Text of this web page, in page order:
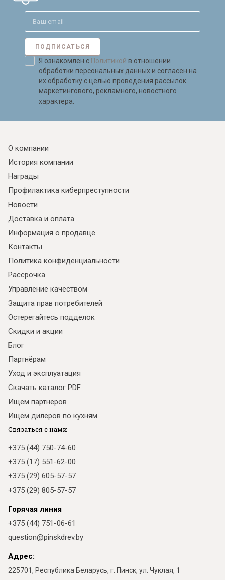
ПОДПИСАТЬСЯ
Я ознакомлен с Политикой в отношении
обработки персональных данных и согласен на
их обработку с целью проведения рассылок
маркетингового, рекламного, новостного
характера.
О компании
История компании
Награды
Профилактика киберпреступности
Новости
Доставка и оплата
Информация о продавце
Контакты
Политика конфиденциальности
Рассрочка
Управление качеством
Защита прав потребителей
Остерегайтесь подделок
Скидки и акции
Блог
Партнёрам
Уход и эксплуатация
Скачать каталог PDF
Ищем партнеров
Ищем дилеров по кухням
Связаться с нами
+375 (44) 750-74-60
+375 (17) 551-62-00
+375 (29) 605-57-57
+375 (29) 805-57-57
Горячая линия
+375 (44) 751-06-61
question@pinskdrev.by
Адрес:
225701, Республика Беларусь, г. Пинск, ул. Чуклая, 1